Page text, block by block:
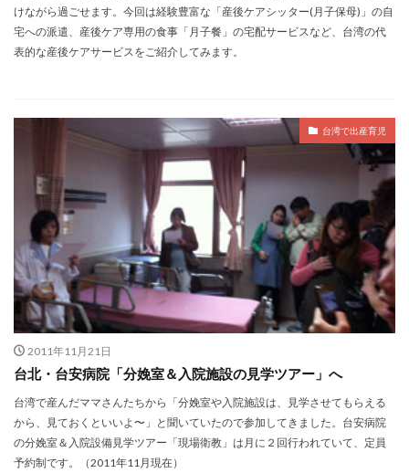
けながら過ごせます。今回は経験豊富な「産後ケアシッター(月子保母)」の自
宅への派遣、産後ケア専用の食事「月子餐」の宅配サービスなど、台湾の代
表的な産後ケアサービスをご紹介してみます。
台湾で出産育児
2011年11月21日
台北・台安病院「分娩室＆入院施設の見学ツアー」へ
台湾で産んだママさんたちから「分娩室や入院施設は、見学させてもらえる
から、見ておくといいよ〜」と聞いていたので参加してきました。台安病院
の分娩室＆入院設備見学ツアー「現場衛教」は月に２回行われていて、定員
予約制です。（2011年11月現在）